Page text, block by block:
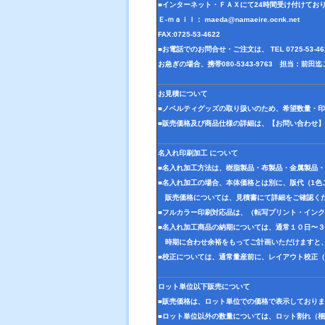
■インターネット・ＦＡＸにて24時間受け付けており
Ｅ-ｍａｉｌ： maeda@namaeire.ocnk.net
FAX:0725-53-4622
■お電話でのお問合せ・ご注文は、 TEL 0725-53-
お急ぎの場合、携帯080-5343-9763 担当：前田迄
お見積について
■ノベルティグッズの取り扱いのため、希望数量・
■販売価格及び商品仕様の詳細は、【お問い合わせ
名入れ印刷加工 について
■名入れ加工方法は、樹脂製品・布製品・金属製品
■名入れ加工の場合、本体価格とは別に、版代（1色
販売価格については、見積書にて詳細をご確認く
■フルカラー印刷対応品は、（転写プリント・イン
■名入れ加工商品の納期については、通常１０日〜３
時期に合わせ余裕をもってご計画いただけますと
■校正については、通常量産前に、レイアウト校正
ロット単位以下販売について
■販売価格は、ロット単位での価格で表示しておりま
■ロット単位以外の数量については、ロット割れ（